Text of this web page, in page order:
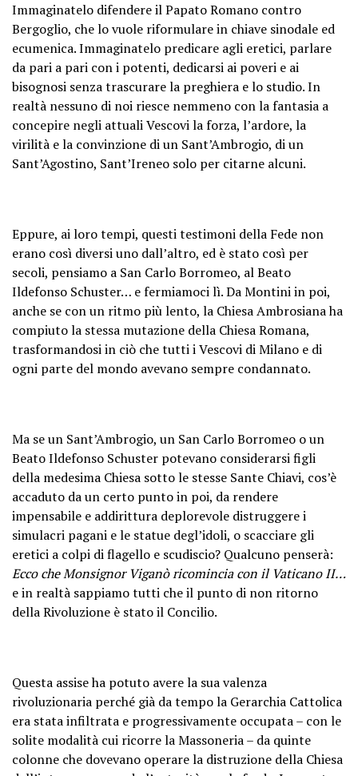
Immaginatelo difendere il Papato Romano contro
Bergoglio, che lo vuole riformulare in chiave sinodale ed
ecumenica. Immaginatelo predicare agli eretici, parlare
da pari a pari con i potenti, dedicarsi ai poveri e ai
bisognosi senza trascurare la preghiera e lo studio. In
realtà nessuno di noi riesce nemmeno con la fantasia a
concepire negli attuali Vescovi la forza, l’ardore, la
virilità e la convinzione di un Sant’Ambrogio, di un
Sant’Agostino, Sant’Ireneo solo per citarne alcuni.
Eppure, ai loro tempi, questi testimoni della Fede non
erano così diversi uno dall’altro, ed è stato così per
secoli, pensiamo a San Carlo Borromeo, al Beato
Ildefonso Schuster… e fermiamoci lì. Da Montini in poi,
anche se con un ritmo più lento, la Chiesa Ambrosiana ha
compiuto la stessa mutazione della Chiesa Romana,
trasformandosi in ciò che tutti i Vescovi di Milano e di
ogni parte del mondo avevano sempre condannato.
Ma se un Sant’Ambrogio, un San Carlo Borromeo o un
Beato Ildefonso Schuster potevano considerarsi figli
della medesima Chiesa sotto le stesse Sante Chiavi, cos’è
accaduto da un certo punto in poi, da rendere
impensabile e addirittura deplorevole distruggere i
simulacri pagani e le statue degl’idoli, o scacciare gli
eretici a colpi di flagello e scudiscio? Qualcuno penserà:
Ecco che Monsignor Viganò ricomincia con il Vaticano II…
e in realtà sappiamo tutti che il punto di non ritorno
della Rivoluzione è stato il Concilio.
Questa assise ha potuto avere la sua valenza
rivoluzionaria perché già da tempo la Gerarchia Cattolica
era stata infiltrata e progressivamente occupata – con le
solite modalità cui ricorre la Massoneria – da quinte
colonne che dovevano operare la distruzione della Chiesa